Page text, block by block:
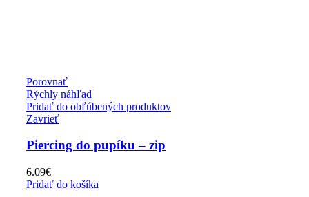
Porovnať
Rýchly náhľad
Pridať do obľúbených produktov
Zavrieť
Piercing do pupíku – zip
6.09€
Pridať do košíka